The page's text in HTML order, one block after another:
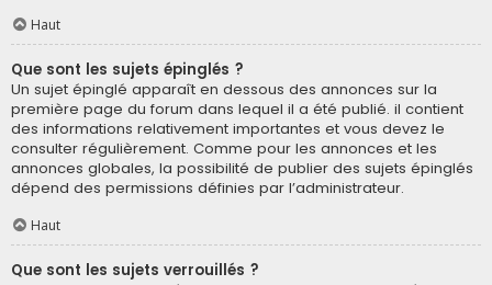
Haut
Que sont les sujets épinglés ?
Un sujet épinglé apparaît en dessous des annonces sur la
première page du forum dans lequel il a été publié. il contient
des informations relativement importantes et vous devez le
consulter régulièrement. Comme pour les annonces et les
annonces globales, la possibilité de publier des sujets épinglés
dépend des permissions définies par l’administrateur.
Haut
Que sont les sujets verrouillés ?